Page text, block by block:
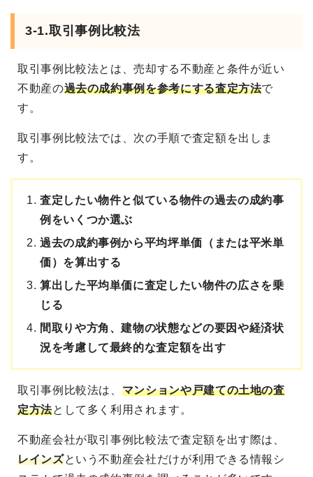
3-1.取引事例比較法
取引事例比較法とは、売却する不動産と条件が近い
不動産の過去の成約事例を参考にする査定方法で
す。
取引事例比較法では、次の手順で査定額を出しま
す。
査定したい物件と似ている物件の過去の成約事
例をいくつか選ぶ
過去の成約事例から平均坪単価（または平米単
価）を算出する
算出した平均単価に査定したい物件の広さを乗
じる
間取りや方角、建物の状態などの要因や経済状
況を考慮して最終的な査定額を出す
取引事例比較法は、 マンションや戸建ての土地の査
定方法として多く利用されます。
不動産会社が取引事例比較法で査定額を出す際は、
レインズという不動産会社だけが利用できる情報シ